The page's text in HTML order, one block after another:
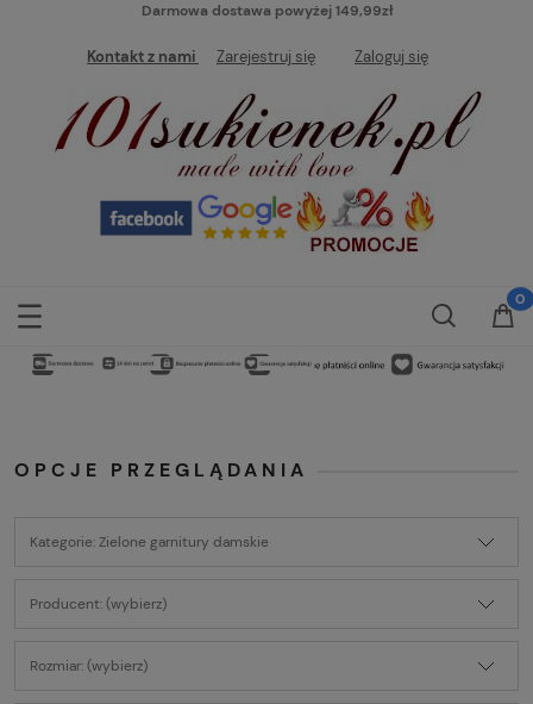
Darmowa dostawa powyżej 149,99zł
Kontakt z nami Zarejestruj się Zaloguj się
OPCJE PRZEGLĄDANIA
Kategorie: Zielone garnitury damskie
Producent: (wybierz)
Rozmiar: (wybierz)